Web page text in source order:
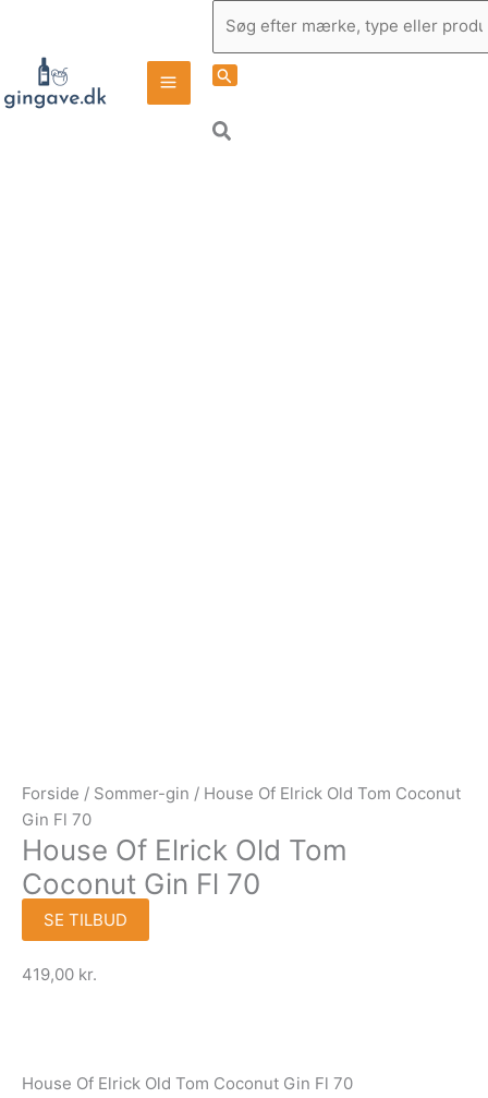
indholdet
Søg
efter:
Søg
Forside / Sommer-gin / House Of Elrick Old Tom Coconut
Gin Fl 70
House Of Elrick Old Tom
Coconut Gin Fl 70
SE TILBUD
419,00 kr.
House Of Elrick Old Tom Coconut Gin Fl 70